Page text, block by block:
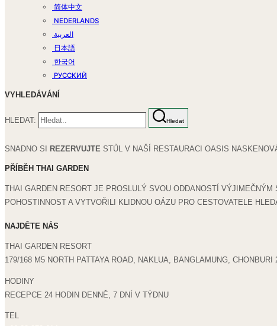
简体中文
NEDERLANDS
العربية
日本語
한국어
РУССКИЙ
VYHLEDÁVÁNÍ
HLEDAT: Hledat
SNADNO SI REZERVUJTE STŮL V NAŠÍ RESTAURACI OASIS
PŘÍBĚH THAI GARDEN
THAI GARDEN RESORT JE PROSLULÝ SVOU ODDANOSTÍ
POHOSTINNOST A VYTVOŘILI KLIDNOU OÁZU PRO CESTOVATELE
NAJDĚTE NÁS
THAI GARDEN RESORT
179/168 M5 NORTH PATTAYA ROAD, NAKLUA, BANGLAMUNG, CHONBURI
HODINY
RECEPCE 24 HODIN DENNĚ, 7 DNÍ V TÝDNU
TEL